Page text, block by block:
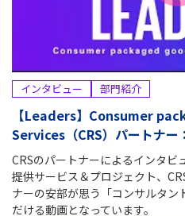
インタビュー 部門紹介
【Leaders】Consumer
Services（CRS）パートナー
CRSのパートナーによるインタビ
提供サービス＆プロジェクト、
ナーの安部が思う「コンサルタン
だける動画となっています。